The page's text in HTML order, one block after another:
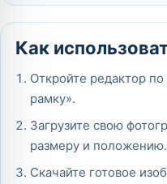
Как
Откройте редактор по
рамку».
Загрузите свою
размеру и положению.
Скачайте готовое